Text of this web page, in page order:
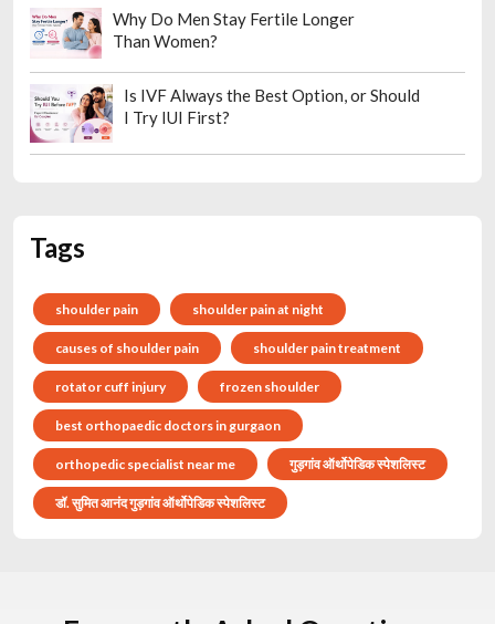
Why Do Men Stay Fertile Longer
Than Women?
Is IVF Always the Best Option, or Should
I Try IUI First?
Tags
shoulder pain shoulder pain at night
causes of shoulder pain shoulder pain treatment
rotator cuff injury frozen shoulder
best orthopaedic doctors in gurgaon
orthopedic specialist near me गुड़गांव ऑर्थोपेडिक स्पेशलिस्ट
डॉ. सुमित आनंद गुड़गांव ऑर्थोपेडिक स्पेशलिस्ट